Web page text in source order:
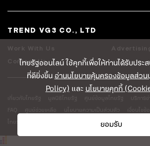
ไทยรัฐออนไลน์ ใช้คุกกี้เพื่อให้ท่านได้รับปร
ที่ดียิ่งขึ้นอ่านนโยบายคุ้มครองข้อมูลส่ว
Policy) และนโยบายคุกกี้
ยอมรับ
TREND VG3 CO., LTD
Work With Us
Contact Us
เกี่ยวกับไทยรัฐ มูลนิธิไทยรัฐ ศูนย์ข้อมูลไทยรัฐ
บริการ
FAQ
ศูนย์ช่วยเหลือ นโยบายความเป็นส่วนตัว
เงื่อนไขข้
ไทยรัฐโลจิสติคส์